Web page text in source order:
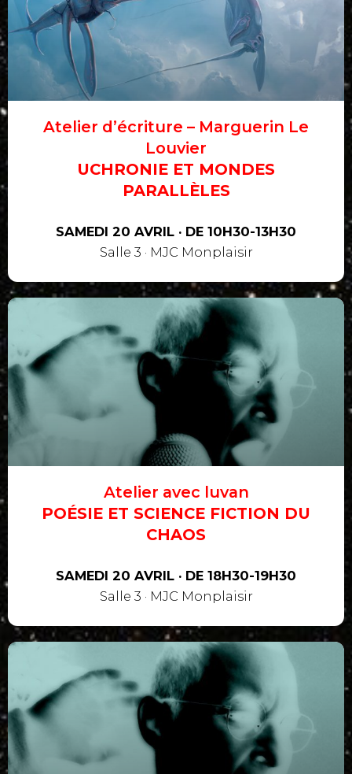
Atelier d’écriture – Marguerin Le
Louvier
UCHRONIE ET MONDES
PARALLÈLES
SAMEDI 20 AVRIL · DE 10H30-13H30
Salle 3 · MJC Monplaisir
Atelier avec luvan
POÉSIE ET SCIENCE FICTION DU
CHAOS
SAMEDI 20 AVRIL · DE 18H30-19H30
Salle 3 · MJC Monplaisir